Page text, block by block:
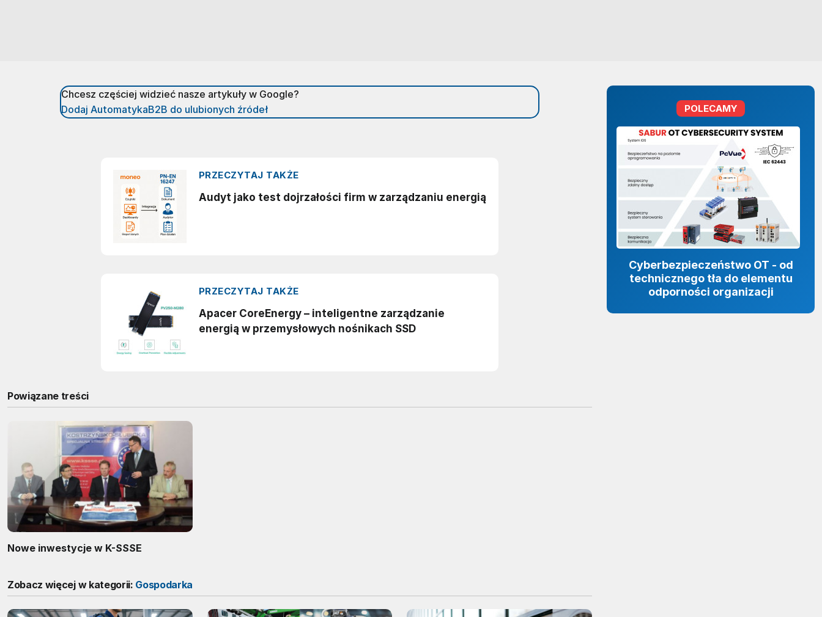
Chcesz częściej widzieć nasze artykuły w Google?
Dodaj AutomatykaB2B do ulubionych źródeł
Powiązane treści
Nowe inwestycje w K-SSSE
Zobacz więcej w kategorii: Gospodarka
POLECAMY
Cyberbezpieczeństwo OT - od
technicznego tła do elementu
odporności organizacji